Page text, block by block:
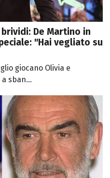
De Martino in
"Hai vegliato su
giocano Olivia e
sban...